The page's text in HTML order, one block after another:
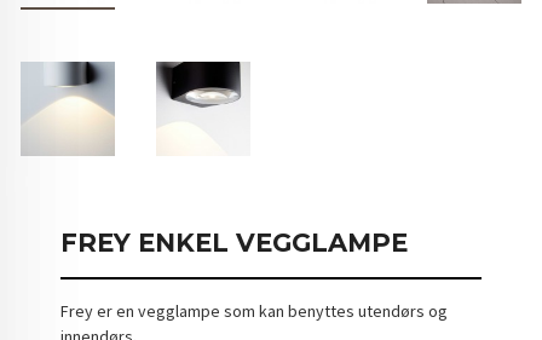
FREY ENKEL VEGGLAMPE
Frey er en vegglampe som kan benyttes utendørs og